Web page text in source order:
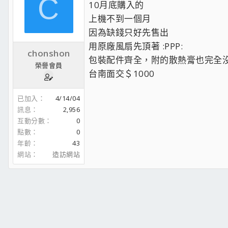
C
chonshon
榮譽會員
已加入
4/14/04
訊息
2,956
互動分數
0
點數
0
年齡
43
網站
造訪網站
10月底購入的
上機不到一個月
因為缺錢只好先售出
用原廠風扇先頂著 :PPP:
包裝配件齊全，附的散熱膏也完全
台南面交＄1000